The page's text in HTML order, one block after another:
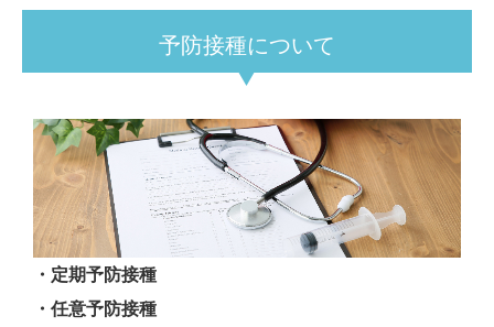
予防接種について
・定期予防接種
・任意予防接種